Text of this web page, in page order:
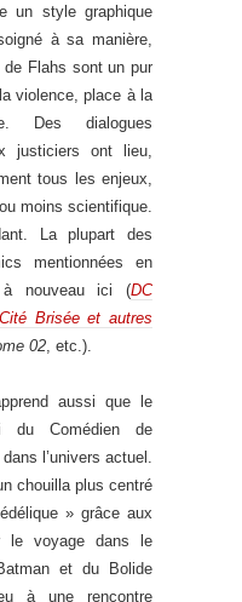
un style graphique
à sa manière,
Flahs sont un pur
violence, place à la
Des dialogues
justiciers ont lieu,
tous les enjeux,
moins scientifique.
La plupart des
mentionnées en
à nouveau ici (DC
Cité Brisée et autres
02 , etc.).
aussi que le
du Comédien de
l’univers actuel.
chouilla plus centré
» grâce aux
le voyage dans le
et du Bolide
à une rencontre